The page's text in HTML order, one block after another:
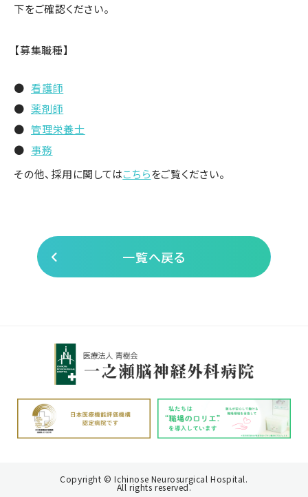
下をご確認ください。
【募集職種】
看護師
薬剤師
管理栄養士
事務
その他、採用に関してはこちらをご覧ください。
一覧へ戻る
Copyright © Ichinose Neurosurgical Hospital.
All rights reserved.